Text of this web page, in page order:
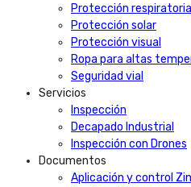
Protección respiratoria
Protección solar
Protección visual
Ropa para altas
Seguridad vial
Servicios
Inspección
Decapado Industrial
Inspección con Drones
Documentos
Aplicación y control